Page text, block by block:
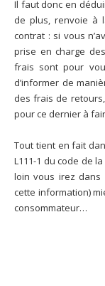
Il faut donc en
de plus, renvoie à
contrat : si vous
prise en charge
frais sont pour
d’informer de
des frais de
pour ce dernier à
Tout tient en fait
L111-1 du code de
loin vous irez dans
cette information)
consommateur…